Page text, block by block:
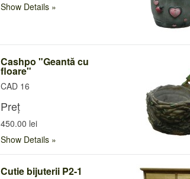
Show Details
Cashpo "Geantă cu
floare"
CAD 16
Preț
450.00 lei
Show Details
Cutie bijuterii P2-1